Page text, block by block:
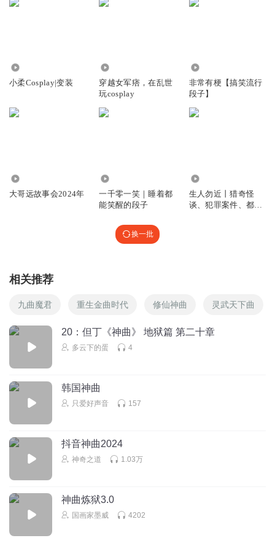
小柔Cosplay|变装
穿越女军痞，在乱世
玩cosplay
非常有梗【搞笑流行
段子】
大哥远故事会2024年
一千零一笑｜睡着都
能笑醒的段子
生人勿近丨猎奇怪
谈、犯罪案件、都市
换一批
相关推荐
九曲魔君 重生金曲时代 修仙神曲 灵武天下曲
20：但丁《神曲》 地狱篇 第二十章
多云下的蛋 4
韩国神曲
只爱好声音 157
抖音神曲2024
神奇之道 1.03万
神曲炼狱3.0
国画家墨威 4202